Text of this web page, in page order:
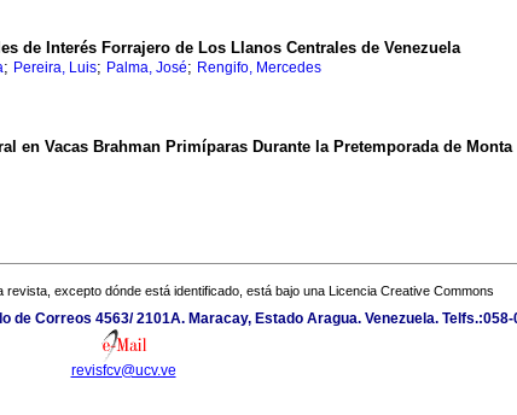
de Interés Forrajero de Los Llanos Centrales de Venezuela
; Pereira, Luis; Palma, José; Rengifo, Mercedes
en Vacas Brahman Primíparas Durante la Pretemporada de Monta
revista, excepto dónde está identificado, está bajo una Licencia Creative Commons
Correos 4563/ 2101A. Maracay, Estado Aragua. Venezuela.
revisfcv@ucv.ve